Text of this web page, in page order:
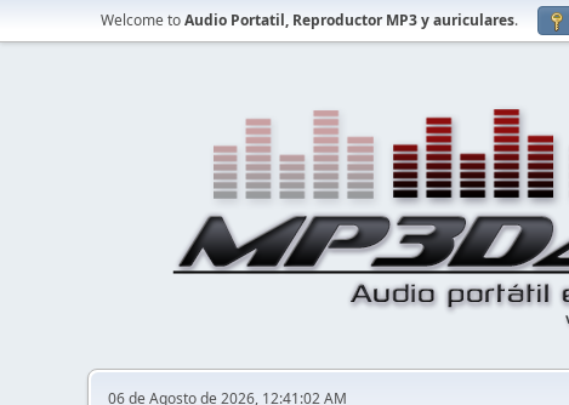
Welcome toAudio Portatil, Reproductor MP3 y auriculares.
06 de Agosto de 2026, 12:41:02 AM